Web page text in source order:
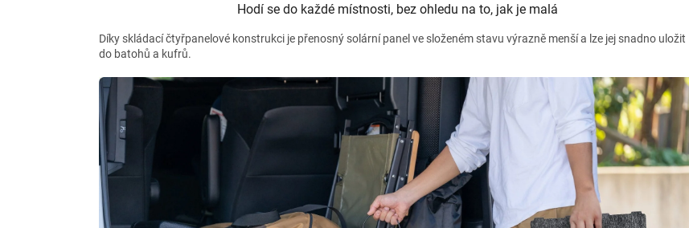
Hodí se do každé místnosti, bez ohledu na to, jak je malá
Díky skládací čtyřpanelové konstrukci je přenosný solární panel ve složeném stavu výrazně menší a lze jej snadno uložit
do batohů a kufrů.